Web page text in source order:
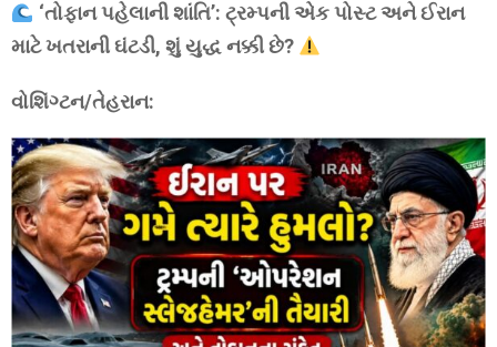
‘તોફાન પહેલાની શાંતિ’: ટ્રમ્પની એક પોસ્ટ અને ઈરાન
માટે ખતરાની ઘંટડી, શું યુદ્ધ નક્કી છે?
વોશિંગ્ટન/તેહરાન: